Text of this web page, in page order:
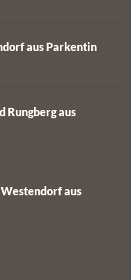
aus Parkentin
Rungberg aus
aus